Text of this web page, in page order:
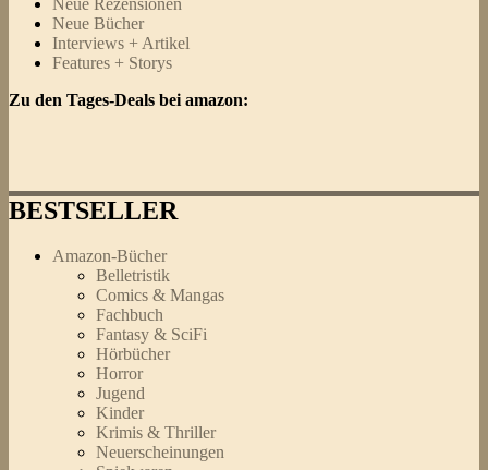
Neue Bücher
Interviews + Artikel
Features + Storys
Zu den Tages-Deals bei amazon:
BESTSELLER
Amazon-Bücher
Belletristik
Comics & Mangas
Fachbuch
Fantasy & SciFi
Hörbücher
Horror
Jugend
Kinder
Krimis & Thriller
Neuerscheinungen